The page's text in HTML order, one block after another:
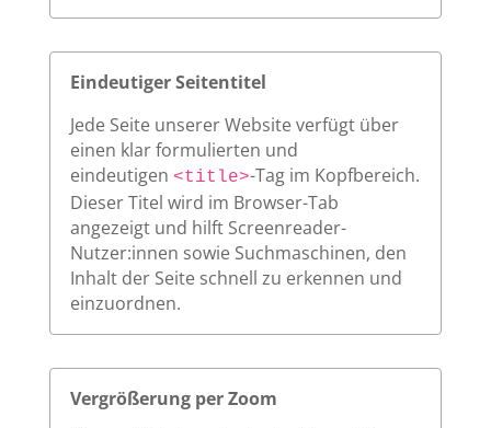
Eindeutiger Seitentitel
Jede Seite unserer Website verfügt über
einen klar formulierten und
eindeutigen <title>-Tag im Kopfbereich.
Dieser Titel wird im Browser-Tab
angezeigt und hilft Screenreader-
Nutzer:innen sowie Suchmaschinen, den
Inhalt der Seite schnell zu erkennen und
einzuordnen.
Vergrößerung per Zoom